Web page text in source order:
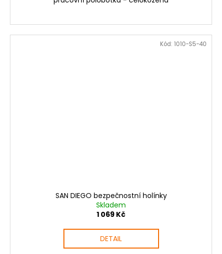
SAN DIEGO bezpečnostní holínky
Skladem
1 069 Kč
DETAIL
Kód: 1010-S5-40